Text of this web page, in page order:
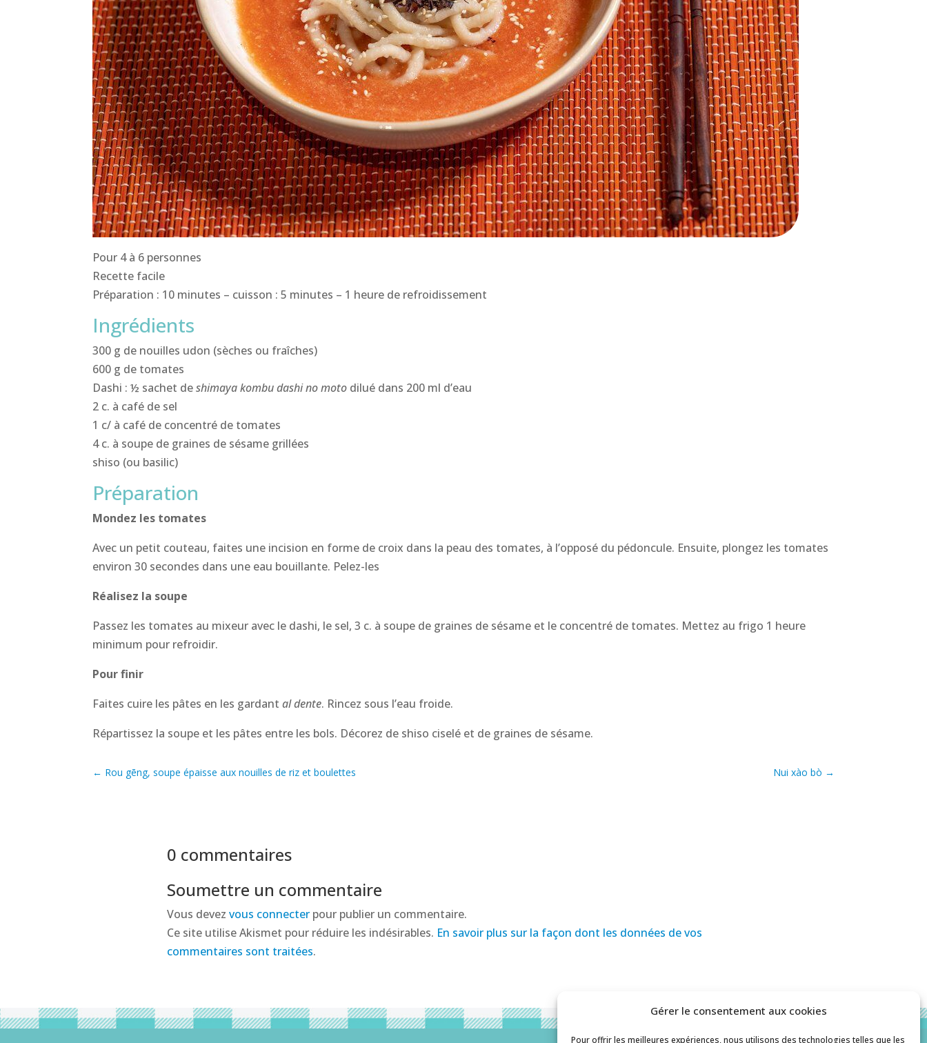
Gérer le consentement aux cookies
Pour offrir les meilleures expériences, nous utilisons des technologies telles que les
Pour 4 à 6 personnes
Recette facile
Préparation : 10 minutes – cuisson : 5 minutes – 1 heure de refroidissement
Ingrédients
300 g de nouilles udon (sèches ou fraîches)
600 g de tomates
Dashi : ½ sachet deshimaya kombu dashi no moto dilué dans 200 ml d’eau
2 c. à café de sel
1 c/ à café de concentré de tomates
4 c. à soupe de graines de sésame grillées
shiso (ou basilic)
Préparation
Mondez les tomates
Avec un petit couteau, faites une incision en forme de croix dans la peau des tomates, à l’opposé du pédoncule. Ensuite, plongez les tomates
environ 30 secondes dans une eau bouillante. Pelez-les
Réalisez la soupe
Passez les tomates au mixeur avec le dashi, le sel, 3 c. à soupe de graines de sésame et le concentré de tomates. Mettez au frigo 1 heure
minimum pour refroidir.
Pour finir
Faites cuire les pâtes en les gardantal dente. Rincez sous l’eau froide.
Répartissez la soupe et les pâtes entre les bols. Décorez de shiso ciselé et de graines de sésame.
← Rou gēng, soupe épaisse aux nouilles de riz et boulettes Nui xào bò →
0 commentaires
Soumettre un commentaire
Vous devez vous connecterpour publier un commentaire.
Ce site utilise Akismet pour réduire les indésirables. En savoir plus sur la façon dont les données de vos
commentaires sont traitées.